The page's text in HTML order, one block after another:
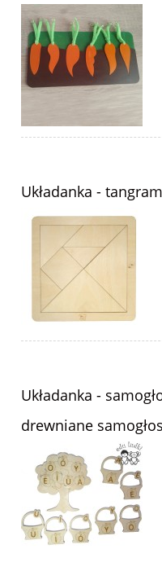
Układanka -
Układanka -
drewniane